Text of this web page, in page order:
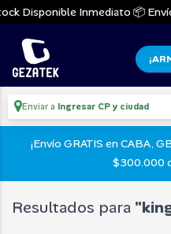
Disponible Inmediato 📦 Envíos
Enviar a Ingresar CP y ciudad
¡Envío GRATIS en CABA,
$300.000
Resultados para